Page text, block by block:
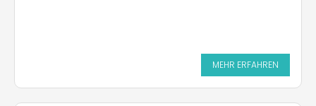
MEHR ERFAHREN